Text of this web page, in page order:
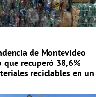
de Montevideo
que recuperó 38,6%
reciclables en un